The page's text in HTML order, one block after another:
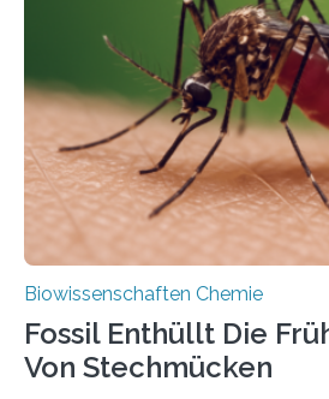
lebten. Unter den Vorfahren sticht
die noch heute in der Natur
Süßwasseralge
dieser Gruppe bilden aus
mit scheibenförmiger Gestalt.
nächsten…
Biowissenschaften Chemie
Fossil Enthüllt Die
Von Stechmücken